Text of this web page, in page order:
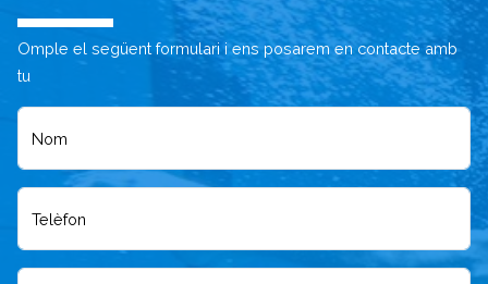
Omple el següent formulari i ens posarem en contacte amb
tu
Nom
Telèfon